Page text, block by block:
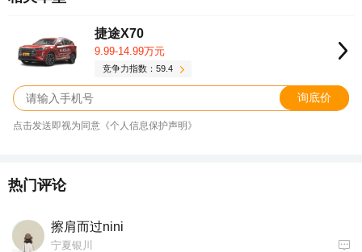
捷途X70
9.99-14.99万元
竞争力指数：59.4
询底价
点击发送即视为同意《个人信息保护声明》
热门评论
擦肩而过nini
宁夏银川